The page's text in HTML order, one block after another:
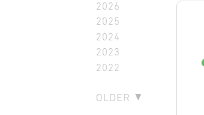
2026
2025
2024
2023
2022
OLDER